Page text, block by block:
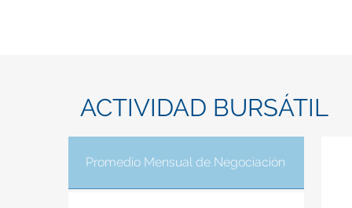
ACTIVIDAD BURSÁTIL
Promedio Mensual de Negociación